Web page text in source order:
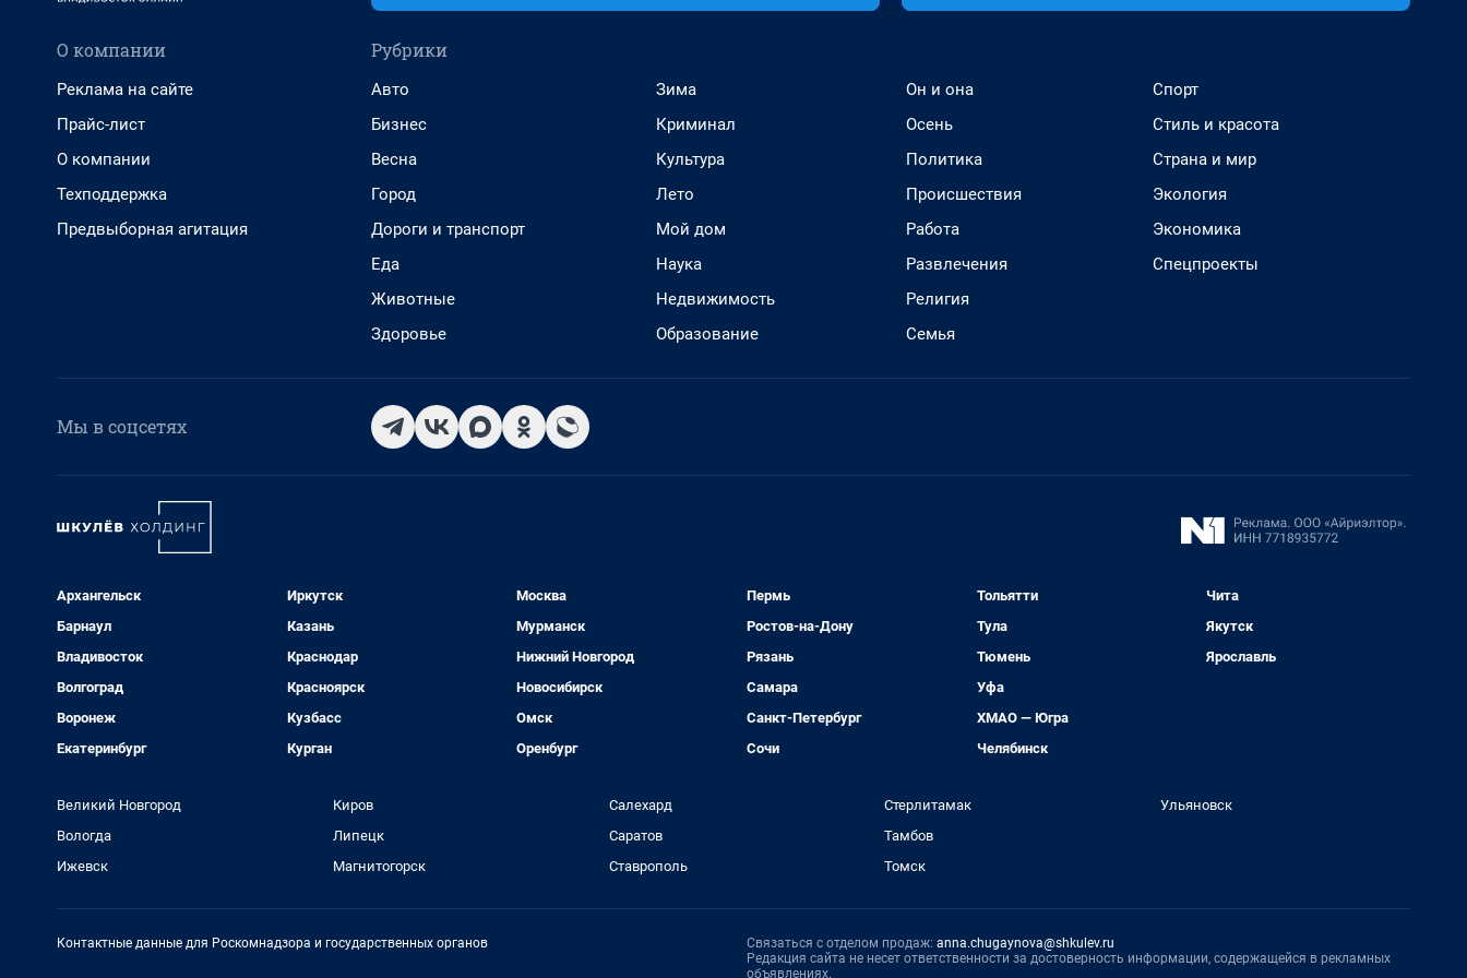
О компании
Реклама на сайте
Прайс-лист
О компании
Техподдержка
Предвыборная агитация
Рубрики
Авто
Бизнес
Весна
Город
Дороги и транспорт
Еда
Животные
Здоровье
Зима
Криминал
Культура
Лето
Мой дом
Наука
Недвижимость
Образование
Он и она
Осень
Политика
Происшествия
Работа
Развлечения
Религия
Семья
Спорт
Стиль и красота
Страна и мир
Экология
Экономика
Спецпроекты
Мы в соцсетях
Архангельск
Барнаул
Владивосток
Волгоград
Воронеж
Екатеринбург
Иркутск
Казань
Краснодар
Красноярск
Кузбасс
Курган
Москва
Мурманск
Нижний Новгород
Новосибирск
Омск
Оренбург
Пермь
Ростов-на-Дону
Рязань
Самара
Санкт-Петербург
Сочи
Тольятти
Тула
Тюмень
Уфа
ХМАО — Югра
Челябинск
Чита
Якутск
Ярославль
Великий Новгород
Вологда
Ижевск
Киров
Липецк
Магнитогорск
Салехард
Саратов
Ставрополь
Стерлитамак
Тамбов
Томск
Ульяновск
Контактные данные для Роскомнадзора и государственных органов Связаться с отделом продаж: anna.chugaynova@shkulev.ru
Редакция сайта не несет ответственности за достоверность информации, содержащейся в рекламных
объявлениях.